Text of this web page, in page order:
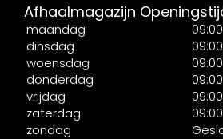
Afhaalmagazijn
maandag
dinsdag
woensdag
donderdag
vrijdag
zaterdag
zondag